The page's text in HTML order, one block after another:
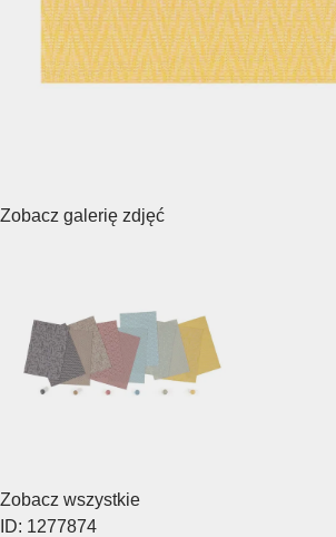
Zobacz galerię zdjęć
Zobacz wszystkie
ID: 1277874